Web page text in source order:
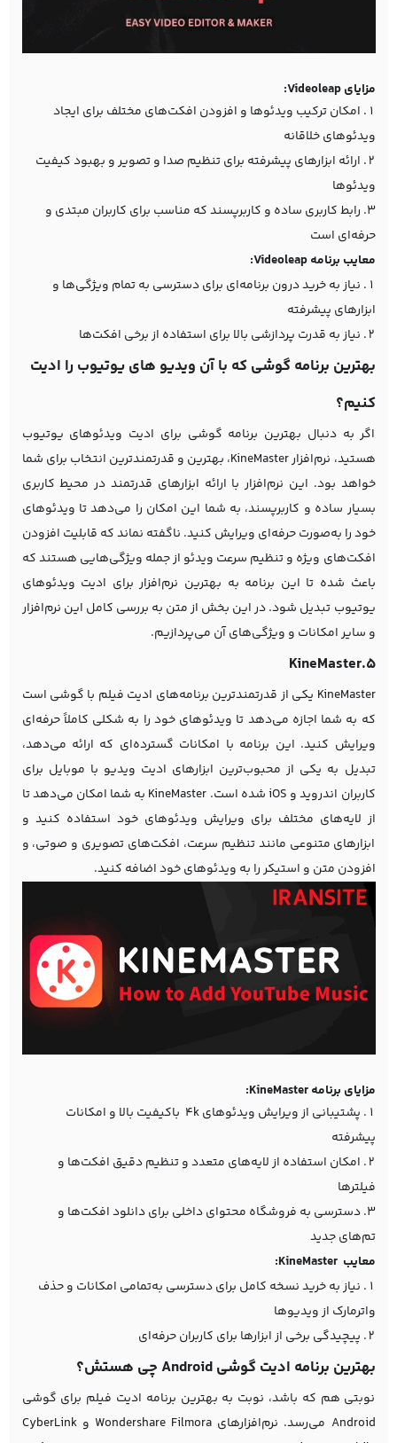
مزایای Videoleap:
امکان ترکیب ویدئوها و افزودن افکت‌های مختلف برای ایجاد
ویدئوهای خلاقانه
ارائه ابزارهای پیشرفته برای تنظیم صدا و تصویر و بهبود کیفیت
ویدئوها
رابط کاربری ساده و کاربرپسند که مناسب برای کاربران مبتدی و
حرفه‌ای است
معایب برنامه Videoleap:
نیاز به خرید درون برنامه‌ای برای دسترسی به تمام ویژگی‌ها و
ابزارهای پیشرفته
نیاز به قدرت پردازشی بالا برای استفاده از برخی افکت‌ها
بهترین برنامه گوشی که با آن ویدیو های یوتیوب را ادیت
کنیم؟
اگر به دنبال بهترین برنامه گوشی برای ادیت ویدئوهای یوتیوب
هستید، نرم‌افزار KineMaster، بهترین و قدرتمندترین انتخاب برای شما
خواهد بود. این نرم‌افزار با ارائه ابزارهای قدرتمند در محیط کاربری
بسیار ساده و کاربرپسند، به شما این امکان را می‌دهد تا ویدئوهای
خود را به‌صورت حرفه‌ای ویرایش کنید. ناگفته نماند که قابلیت افزودن
افکت‌های ویژه و تنظیم سرعت ویدئو از جمله ویژگی‌هایی هستند که
باعث شده تا این برنامه به بهترین نرم‌افزار برای ادیت ویدئوهای
یوتیوب تبدیل شود. در این بخش از متن به بررسی کامل این نرم‌افزار
و سایر امکانات و ویژگی‌های آن می‌پردازیم.
5.KineMaster
KineMaster یکی از قدرتمندترین برنامه‌های ادیت فیلم با گوشی است
که به شما اجازه می‌دهد تا ویدئوهای خود را به شکلی کاملاً حرفه‌ای
ویرایش کنید. این برنامه با امکانات گسترده‌ای که ارائه می‌دهد،
تبدیل به یکی از محبوب‌ترین ابزارهای ادیت ویدیو با موبایل برای
کاربران اندروید و iOS شده است. KineMaster به شما امکان می‌دهد تا
از لایه‌های مختلف برای ویرایش ویدئوهای خود استفاده کنید و
ابزارهای متنوعی مانند تنظیم سرعت، افکت‌های تصویری و صوتی، و
افزودن متن و استیکر را به ویدئوهای خود اضافه کنید.
مزایای برنامه KineMaster:
پشتیبانی از ویرایش ویدئوهای 4k باکیفیت بالا و امکانات
پیشرفته
امکان استفاده از لایه‌های متعدد و تنظیم دقیق افکت‌ها و
فیلترها
دسترسی به فروشگاه محتوای داخلی برای دانلود افکت‌ها و
تم‌های جدید
معایب KineMaster:
نیاز به خرید نسخه کامل برای دسترسی به‌تمامی امکانات و حذف
واترمارک از ویدیوها
پیچیدگی برخی از ابزارها برای کاربران حرفه‌ای
بهترین برنامه ادیت گوشی Android چی هستش؟
نوبتی هم که باشد، نوبت به بهترین برنامه ادیت فیلم برای گوشی
Android می‌رسد. نرم‌افزارهای Wondershare Filmora و CyberLink